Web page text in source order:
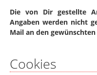
Die von Dir gestellte
Angaben werden nicht
Mail an den
Cookies